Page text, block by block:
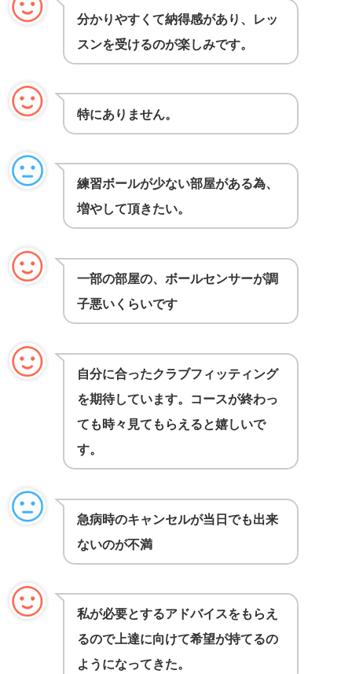
分かりやすくて納得感があり、レッ
スンを受けるのが楽しみです。
特にありません。
練習ボールが少ない部屋がある為、
増やして頂きたい。
一部の部屋の、ボールセンサーが調
子悪いくらいです
自分に合ったクラブフィッティング
を期待しています。コースが終わっ
ても時々見てもらえると嬉しいで
す。
急病時のキャンセルが当日でも出来
ないのが不満
私が必要とするアドバイスをもらえ
るので上達に向けて希望が持てるの
ようになってきた。